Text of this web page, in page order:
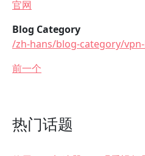
官网
Blog Category
/zh-hans/blog-category/
前一个
热门话题